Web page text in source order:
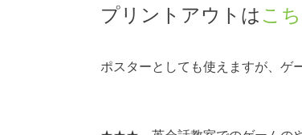
プリントアウトはこ
ポスターとしても使えますが、ゲ